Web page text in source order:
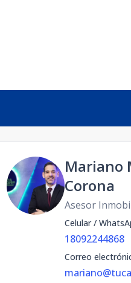
Mariano
Corona
Asesor
Celular /
18092244868
Correo